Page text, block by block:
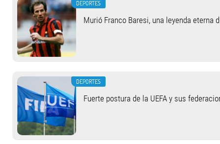
DEPORTES
Murió Franco Baresi, una leyenda eterna
DEPORTES
Fuerte postura de la UEFA y sus